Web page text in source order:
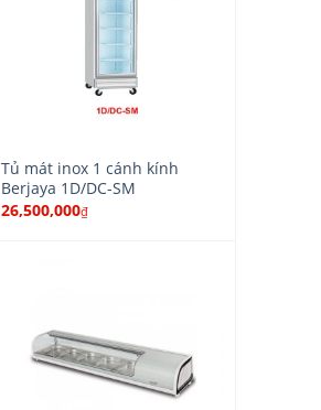
Tủ mát inox 1 cánh kính
Berjaya 1D/DC-SM
26,500,000₫